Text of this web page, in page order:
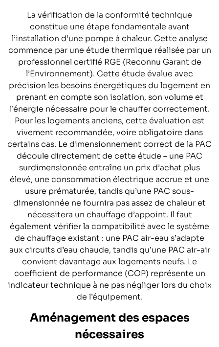
La vérification de la conformité technique
constitue une étape fondamentale avant
l’installation d’une pompe à chaleur. Cette analyse
commence par une étude thermique réalisée par un
professionnel certifié RGE (Reconnu Garant de
l’Environnement). Cette étude évalue avec
précision les besoins énergétiques du logement en
prenant en compte son isolation, son volume et
l’énergie nécessaire pour le chauffer correctement.
Pour les logements anciens, cette évaluation est
vivement recommandée, voire obligatoire dans
certains cas. Le dimensionnement correct de la PAC
découle directement de cette étude – une PAC
surdimensionnée entraîne un prix d’achat plus
élevé, une consommation électrique accrue et une
usure prématurée, tandis qu’une PAC sous-
dimensionnée ne fournira pas assez de chaleur et
nécessitera un chauffage d’appoint. Il faut
également vérifier la compatibilité avec le système
de chauffage existant : une PAC air-eau s’adapte
aux circuits d’eau chaude, tandis qu’une PAC air-air
convient davantage aux logements neufs. Le
coefficient de performance (COP) représente un
indicateur technique à ne pas négliger lors du choix
de l’équipement.
Aménagement des espaces
nécessaires